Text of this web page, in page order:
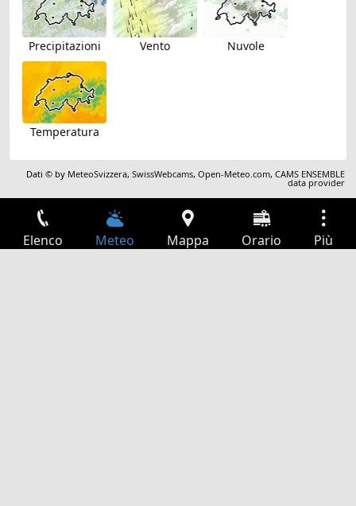
Precipitazioni Vento Nuvole
Temperatura
Dati © by MeteoSvizzera,SwissWebcams,Open-Meteo.com,CAMS ENSEMBLE
data provider
Elenco Meteo Mappa Orario Più